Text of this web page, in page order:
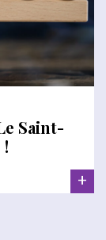
Saint-
+